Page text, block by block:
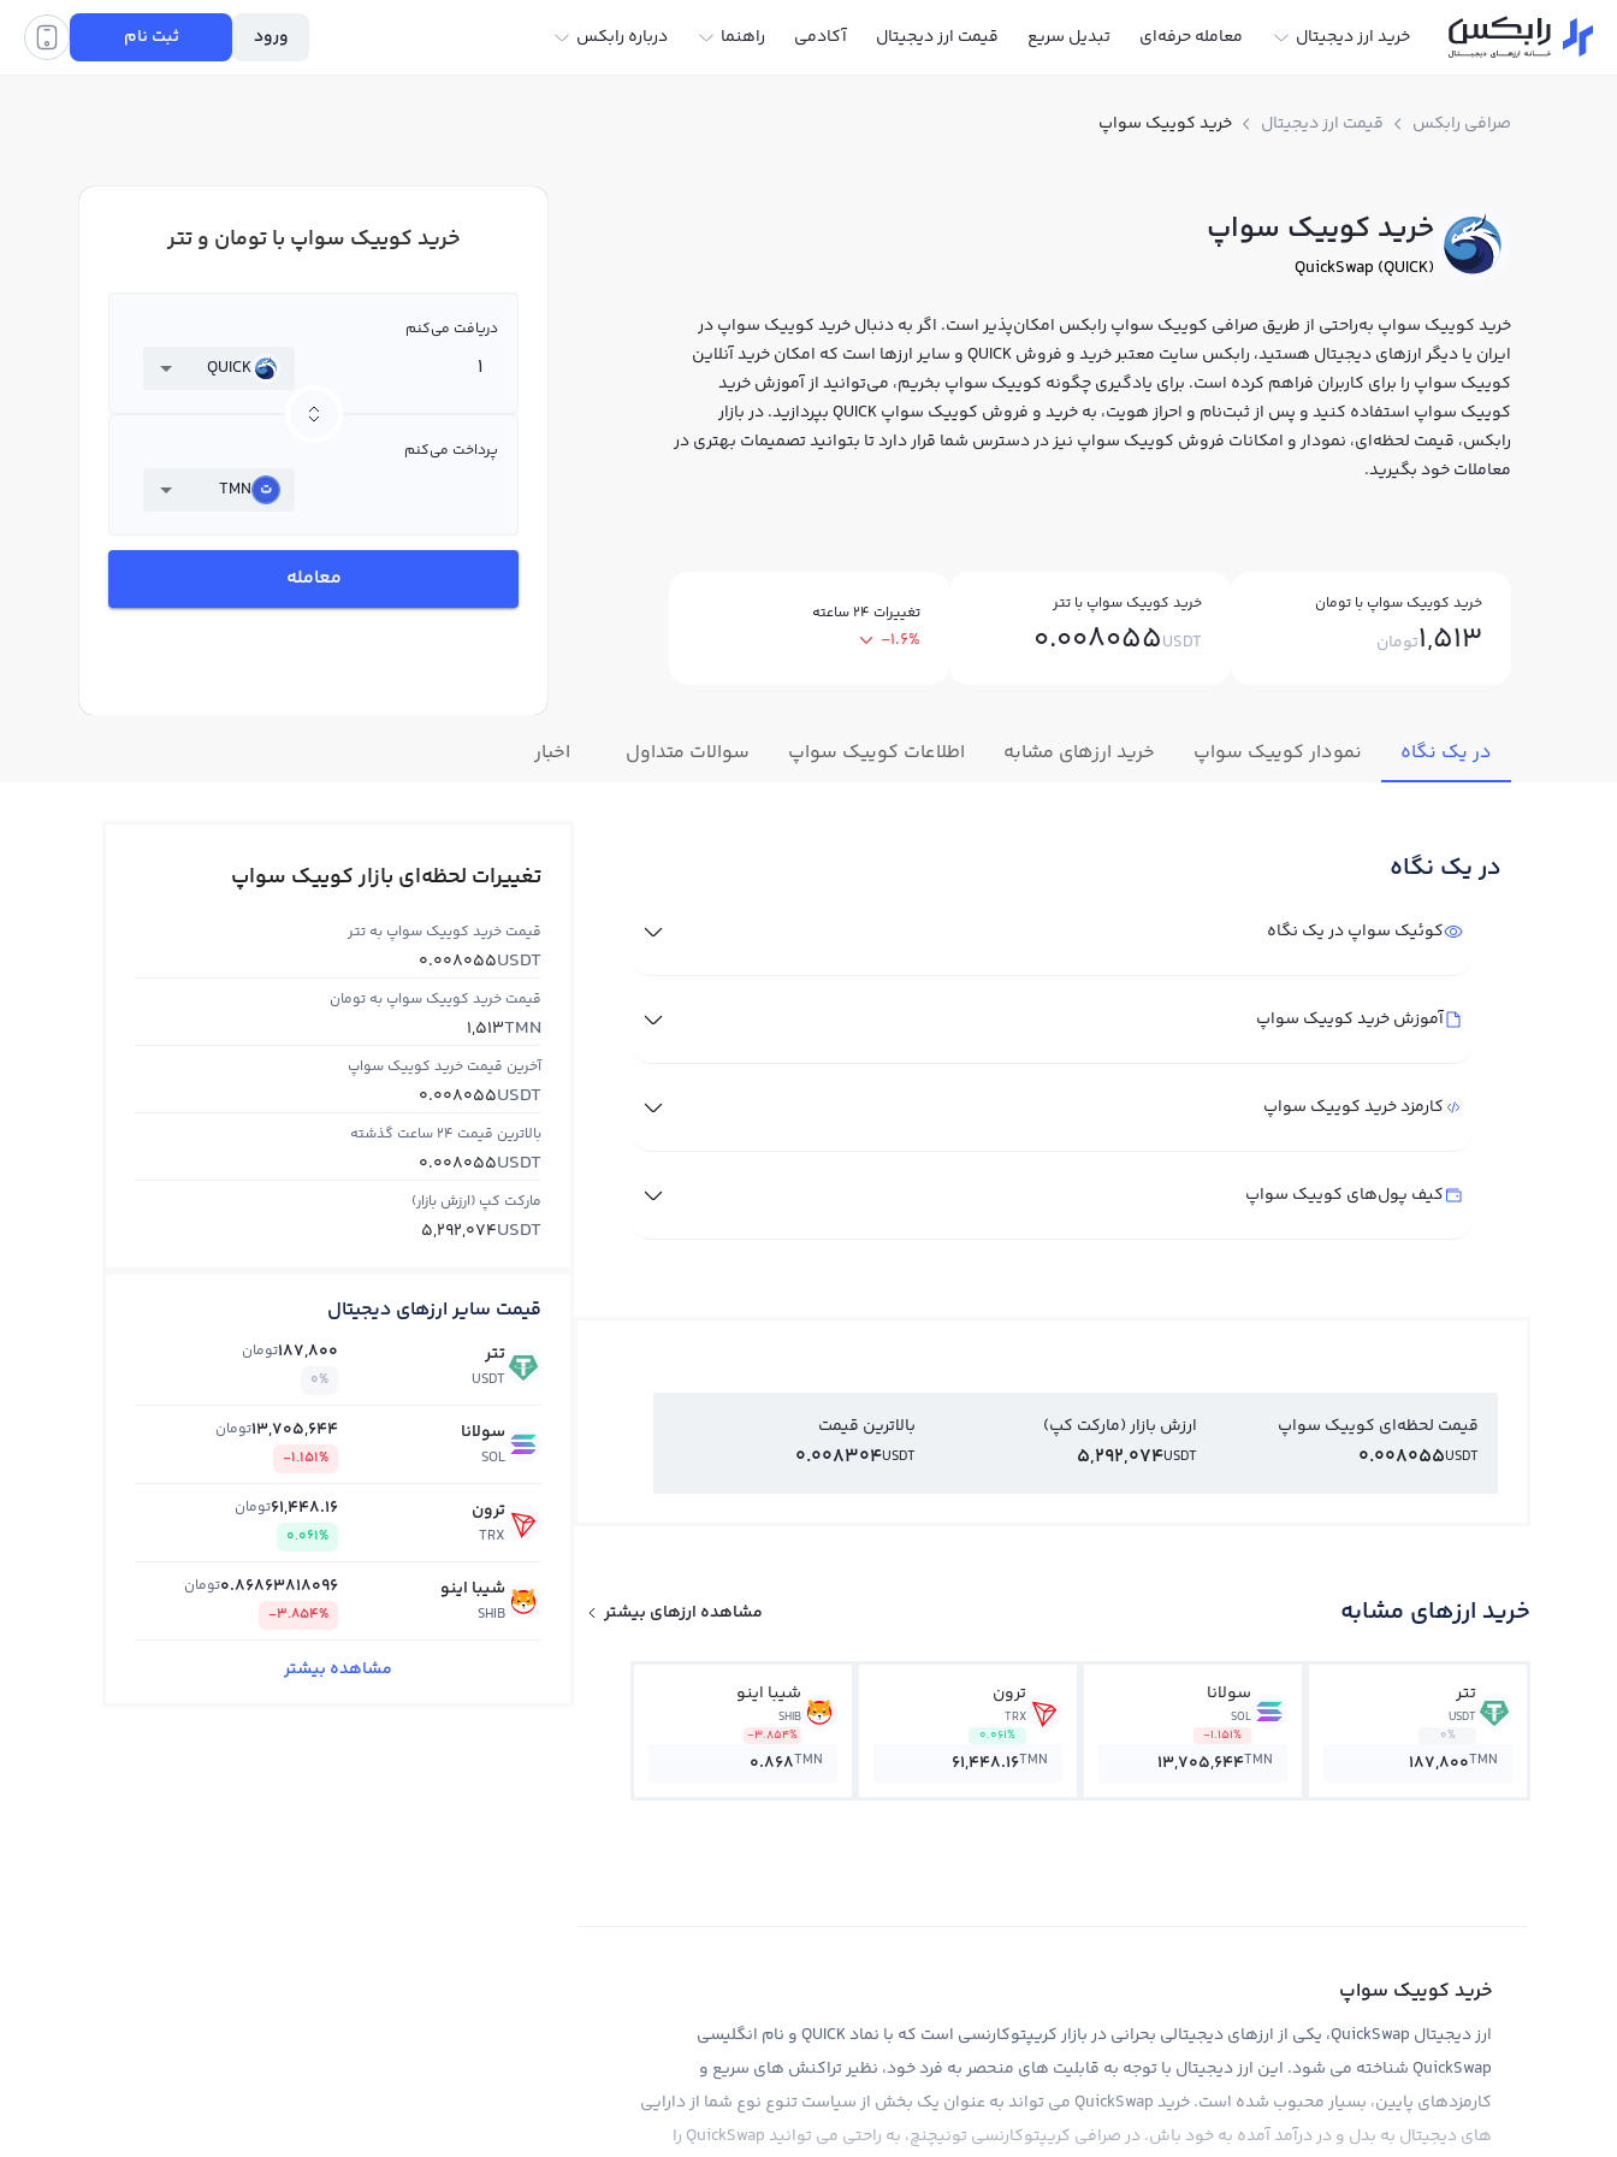
خرید ارز دیجیتال معامله حرفه‌ای تبدیل سریع قیمت ارز دیجیتال آکادمی راهنما درباره رابکس ورود ثبت نام
صرافی رابکس قیمت ارز دیجیتال خرید کوییک سواپ
خرید کوییک سواپ
QuickSwap (QUICK)
خرید کوییک سواپ به‌راحتی از طریق صرافی کوییک سواپ رابکس امکان‌پذیر است. اگر به دنبال خرید کوییک سواپ در
ایران یا دیگر ارزهای دیجیتال هستید، رابکس سایت معتبر خرید و فروش QUICK و سایر ارزها است که امکان خرید آنلاین
کوییک سواپ را برای کاربران فراهم کرده است. برای یادگیری چگونه کوییک سواپ بخریم، می‌توانید از آموزش خرید
کوییک سواپ استفاده کنید و پس از ثبت‌نام و احراز هویت، به خرید و فروش کوییک سواپ QUICK بپردازید. در بازار
رابکس، قیمت لحظه‌ای، نمودار و امکانات فروش کوییک سواپ نیز در دسترس شما قرار دارد تا بتوانید تصمیمات بهتری در
معاملات خود بگیرید.
خرید کوییک سواپ با تومان
1,513تومان
خرید کوییک سواپ با تتر
0.008055USDT
تغییرات ۲۴ ساعته
-1.6%
خرید کوییک سواپ با تومان و تتر
دریافت می‌کنم
QUICK
پرداخت می‌کنم
TMN
معامله
در یک نگاه نمودار کوییک سواپ خرید ارزهای مشابه اطلاعات کوییک سواپ سوالات متداول اخبار
در یک نگاه
کوئیک سواپ در یک نگاه
آموزش خرید کوییک سواپ
کارمزد خرید کوییک سواپ
کیف پول‌های کوییک سواپ
قیمت لحظه‌ای کوییک سواپ
USDT
0.008055
ارزش بازار (مارکت کپ)
USDT
5,292,074
بالاترین قیمت
USDT
0.008304
خرید ارزهای مشابه مشاهده ارزهای بیشتر
تتر
USDT
0%
187,800TMN
سولانا
SOL
-1.151%
13,705,644TMN
ترون
TRX
0.061%
61,448.16TMN
شیبا اینو
SHIB
-3.854%
0.868TMN
خرید کوییک سواپ
ارز دیجیتال QuickSwap، یکی از ارزهای دیجیتالی بحرانی در بازار کریپتوکارنسی است که با نماد QUICK و نام انگلیسی
QuickSwap شناخته می شود. این ارز دیجیتال با توجه به قابلیت های منحصر به فرد خود، نظیر تراکنش های سریع و
کارمزدهای پایین، بسیار محبوب شده است. خرید QuickSwap می تواند به عنوان یک بخش از سیاست تنوع نوع شما از دارایی
های دیجیتال به بدل و در درآمد آمده به خود باش. در صرافی کریپتوکارنسی تونیچنچ، به راحتی می توانید QuickSwap را
تغییرات لحظه‌ای بازار کوییک سواپ
قیمت خرید کوییک سواپ به تتر
USDT
0.008055
قیمت خرید کوییک سواپ به تومان
TMN
1,513
آخرین قیمت خرید کوییک سواپ
USDT
0.008055
بالاترین قیمت ۲۴ ساعت گذشته
USDT
0.008055
مارکت کپ (ارزش بازار)
USDT
5,292,074
قیمت سایر ارزهای دیجیتال
تتر
USDT
187,800تومان
0%
سولانا
SOL
13,705,644تومان
-1.151%
ترون
TRX
61,448.16تومان
0.061%
شیبا اینو
SHIB
0.86863818096تومان
-3.854%
مشاهده بیشتر